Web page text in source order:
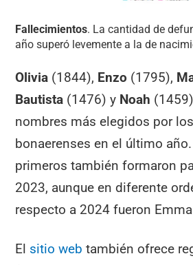
Fallecimientos. La cantidad de
año superó levemente a la de
Olivia (1844), Enzo (1795),
Bautista (1476) y Noah
nombres más elegidos por
bonaerenses en el último
primeros también formaron
2023, aunque en diferente
respecto a 2024 fueron
El sitio web también ofrece